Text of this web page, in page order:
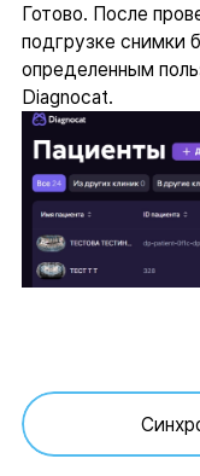
Готово. После
подгрузке снимки
определенным
Diagnocat.